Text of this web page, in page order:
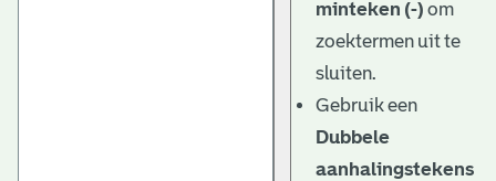
minteken (-) om
zoektermen uit te
sluiten.
Gebruik een
Dubbele
aanhalingstekens